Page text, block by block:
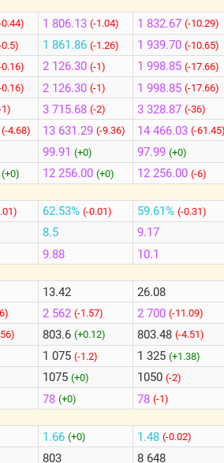
(-4.68)
(+0)
1 806.13 (-1.04)
1 861.86 (-1.26)
2 126.30 (-1)
2 126.30 (-1)
3 715.68 (-2)
13 631.29 (-9.36)
99.91 (+0)
12 256.00 (+0)
62.53% (-0.01)
8.5
9.88
13.42
2 562 (-1.57)
803.6 (+0.12)
1 075 (-1.2)
1075 (+0)
78 (+0)
1.66 (+0)
803
1 832.67 (-10.29)
1 939.70 (-10.65)
1 998.85 (-17.66)
1 998.85 (-17.66)
3 328.87 (-36)
14 466.03 (-
97.99 (+0)
12 256.00 (-6)
59.61% (-0.31)
9.17
10.1
26.08
2 700 (-11.09)
803.48 (-4.51)
1 325 (+1.38)
1050 (-2)
78 (-1)
1.48 (-0.02)
8 648